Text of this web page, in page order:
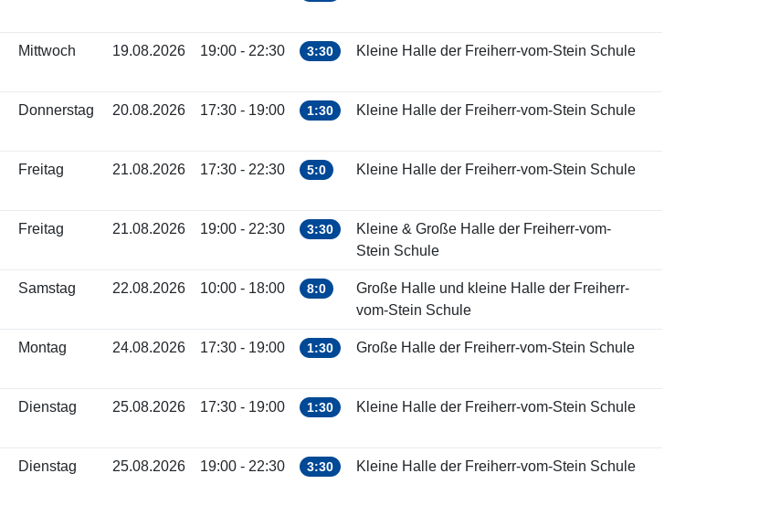
Mittwoch 19.08.2026 19:00 - 22:30 3:30 Kleine Halle der Freiherr-vom-Stein Schule
Donnerstag 20.08.2026 17:30 - 19:00 1:30 Kleine Halle der Freiherr-vom-Stein Schule
Freitag 21.08.2026 17:30 - 22:30 5:0 Kleine Halle der Freiherr-vom-Stein Schule
Freitag 21.08.2026 19:00 - 22:30 3:30
Kleine & Große Halle der Freiherr-vom-
Stein Schule
Samstag 22.08.2026 10:00 - 18:00 8:0
Große Halle und kleine Halle der Freiherr-
vom-Stein Schule
Montag 24.08.2026 17:30 - 19:00 1:30 Große Halle der Freiherr-vom-Stein Schule
Dienstag 25.08.2026 17:30 - 19:00 1:30 Kleine Halle der Freiherr-vom-Stein Schule
Dienstag 25.08.2026 19:00 - 22:30 3:30 Kleine Halle der Freiherr-vom-Stein Schule